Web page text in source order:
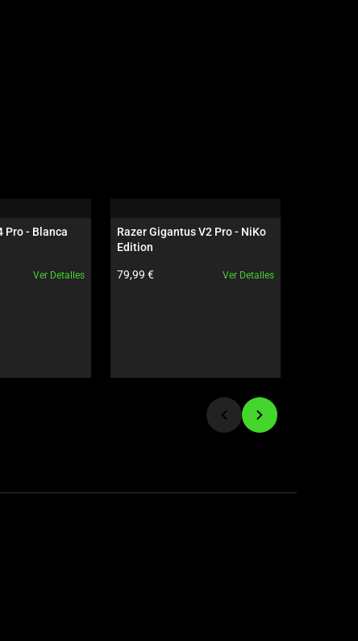
Pro - Blanca
Ver Detalles
Razer Gigantus V2 Pro - NiKo
Edition
Precio del producto:
79,99 € Ver Detalles